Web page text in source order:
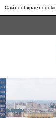
Сайт собирает